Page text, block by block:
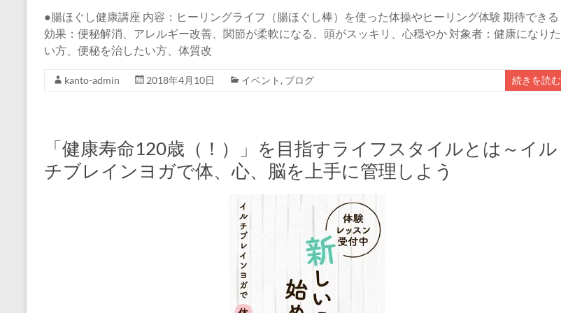
●腸ほぐし健康講座 内容：ヒーリングライフ（腸ほぐし棒）を使った体操やヒーリング体験 期待できる
効果：便秘解消、アレルギー改善、関節が柔軟になる、頭がスッキリ、心穏やか 対象者：健康になりた
い方、便秘を治したい方、体質改
kanto-admin 2018年4月10日 イベント , ブログ 続きを読む
「健康寿命120歳（！）」を目指すライフスタイルとは～イル
チブレインヨガで体、心、脳を上手に管理しよう